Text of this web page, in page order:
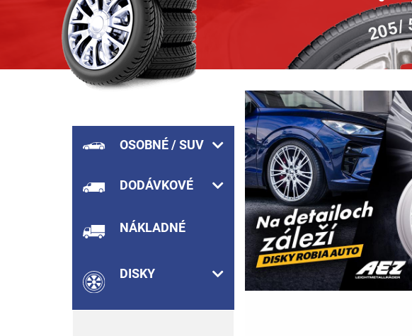
205
OSOBNÉ / SUV
DODÁVKOVÉ
NÁKLADNÉ
DISKY